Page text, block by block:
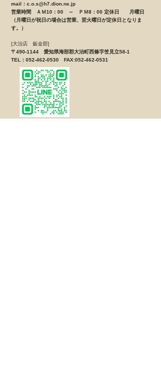
mail： c.o.s@h7.dion.ne.jp
営業時間 ＡＭ10：00 ～ ＰＭ8：00 定休日 月曜日
（月曜日が祝日の場合は営業、翌火曜日が定休日となりま
す。）
[大治店 鈑金部]
〒490-1144 愛知県海部郡大治町西條字笠見立58-1
TEL：052-462-0530 FAX:052-462-0531